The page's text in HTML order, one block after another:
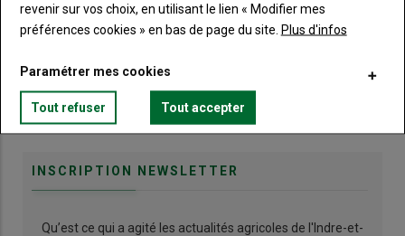
Publicité
INSCRIPTION NEWSLETTER
Qu’est ce qui a agité les actualités agricoles de l'Indre-et-
revenir sur vos choix, en utilisant le lien « Modifier mes
préférences cookies » en bas de page du site. Plus d'infos
Paramétrer mes cookies
Tout refuser Tout accepter